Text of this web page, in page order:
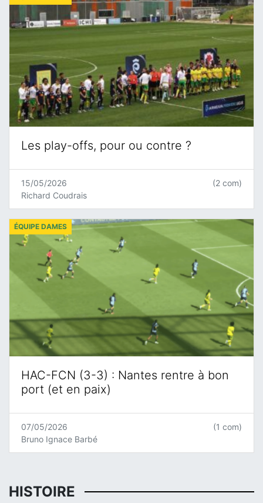
Les play-offs, pour ou contre ?
15/05/2026
Richard Coudrais
(2 com)
HAC-FCN (3-3) : Nantes rentre à bon
port (et en paix)
ÉQUIPE DAMES
07/05/2026
Bruno Ignace Barbé
(1 com)
HISTOIRE